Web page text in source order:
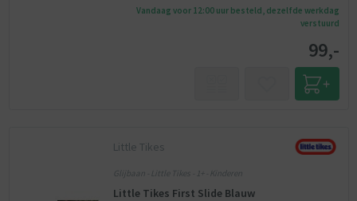
Vandaag voor 12:00 uur besteld, dezelfde werkdag
verstuurd
99,-
Little Tikes
Glijbaan - Little Tikes - 1+ - Kinderen
Little Tikes First Slide Blauw